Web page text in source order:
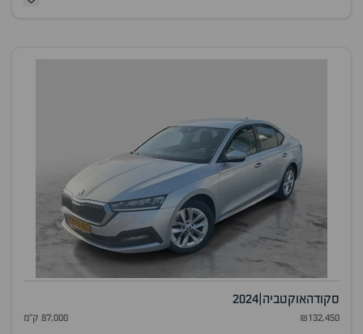
סקודהאוקטביה 2024
₪132,450 87,000 ק"מ